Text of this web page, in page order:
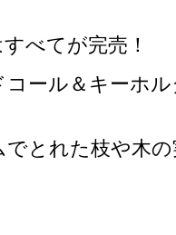
べてが完売！
ール＆キーホ
でとれた枝や木